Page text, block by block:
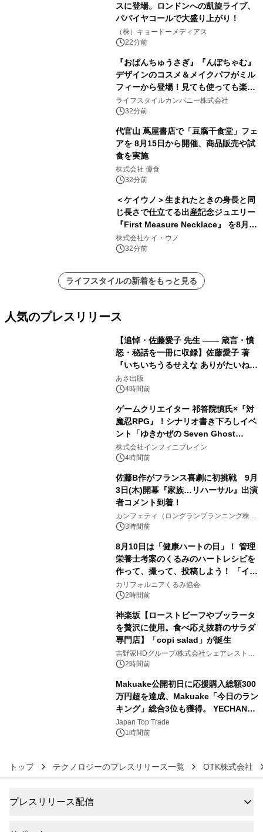
スに登場。ロンドンへの凱旋ライブ、
パパイヤコールで大盛り上がり！
（株）キョードーメディアス
22分前
『おぱんちゅうさぎ』『んぽちゃむ』
デザインのコスメ＆メイクパフがミル
フィーから登場！見ても使っても楽し
い、ポップでキュートなコレクショ
ン。
ライフスタイルカンパニー株式会社
32分前
代官山 蔦屋書店で「豆腐干食堂」フェ
アを 8月15日から開催、商品販売や試
食を実施
株式会社 優食
32分前
＜ケイウノ＞生まれたときの身長と同
じ長さで仕立てる出産記念ジュエリー
『First Measure Necklace』 を8月14
日(金)に発売
株式会社ケイ・ウノ
32分前
ライフスタイルの新着をもっと見る
人気のプレスリリース
【追悼・佐藤愛子 先生 —— 箴言・憤
怒・秘話を一冊に収録】佐藤愛子 著
『いちいちうるせえな ありがたいね』
2026年8月24日（月）発売
あさ出版
4時間前
ゲームクリエイター 祁答院慎氏×『対
魔忍RPG』！シナリオ書き下ろしイベ
ント「ゆきかぜの Seven Ghost
Stories」特設サイト＆特別動画を公
開！
株式会社インフィニブレイン
4時間前
佐藤B作がフランス喜劇に初挑戦 9月
3日(木)開幕『家族…リハーサル』出演
者コメント到着！
カンフェティ（ロングランプランニング株式
会社）
3時間前
8月10日は「健康ハートの日」！ 管理
栄養士考案のくるみのハートレシピを
作って、撮って、投稿しよう！ 「イン
スタグラムフォトコンテスト」 8月
10日(月)よりスタート
カリフォルニアくるみ協会
2時間前
神楽坂【ローストビーフやブッラータ
を贅沢に使用。食べ応え抜群のサラダ
専門店】「copi salad」が誕生
吉野家HDグループ/株式会社シェアレストラ
ン 2時間前
Makuake公開初日に応援購入総額300
万円超を達成、Makuake「今日のラン
キング」総合3位も獲得。 YECHAN音
浴シンギングボウル第2弾の大型サイ
ズ（XL・2XL・3XL）を先行販売中
Japan Top Trade
1時間前
トップ テクノロジーのプレスリリース一覧 OTK株式会社
プレスリリース配信